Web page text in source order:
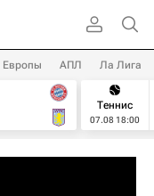
Европы АПЛ Ла Лига
Теннис
07.08 18:00